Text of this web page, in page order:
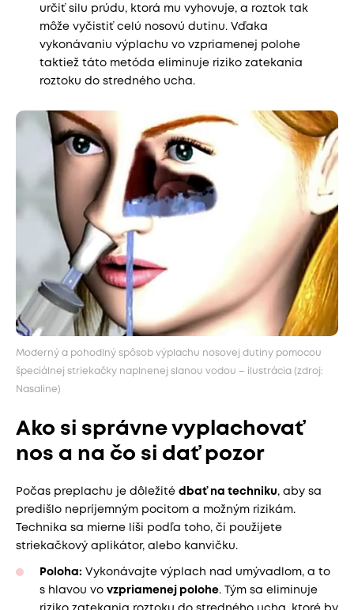
určiť silu prúdu, ktorá mu vyhovuje, a roztok tak
môže vyčistiť celú nosovú dutinu. Vďaka
vykonávaniu výplachu vo vzpriamenej polohe
taktiež táto metóda eliminuje riziko zatekania
roztoku do stredného ucha.
Moderný a pohodlný spôsob výplachu nosovej dutiny pomocou
špeciálnej striekačky naplnenej slanou vodou – ilustrácia (zdroj:
Nasaline)
Ako si správne vyplachovať
nos a na čo si dať pozor
Počas preplachu je dôležité dbať na techniku, aby sa
predišlo nepríjemným pocitom a možným rizikám.
Technika sa mierne líši podľa toho, či použijete
striekačkový aplikátor, alebo kanvičku.
Poloha: Vykonávajte výplach nad umývadlom, a to
s hlavou vo vzpriamenej polohe. Tým sa eliminuje
riziko zatekania roztoku do stredného ucha, ktoré by